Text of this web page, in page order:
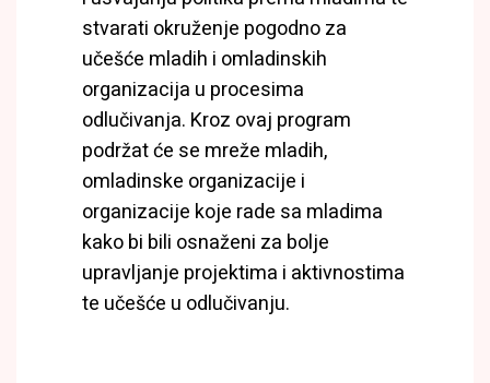
stvarati okruženje pogodno za
učešće mladih i omladinskih
organizacija u procesima
odlučivanja. Kroz ovaj program
podržat će se mreže mladih,
omladinske organizacije i
organizacije koje rade sa mladima
kako bi bili osnaženi za bolje
upravljanje projektima i aktivnostima
te učešće u odlučivanju.